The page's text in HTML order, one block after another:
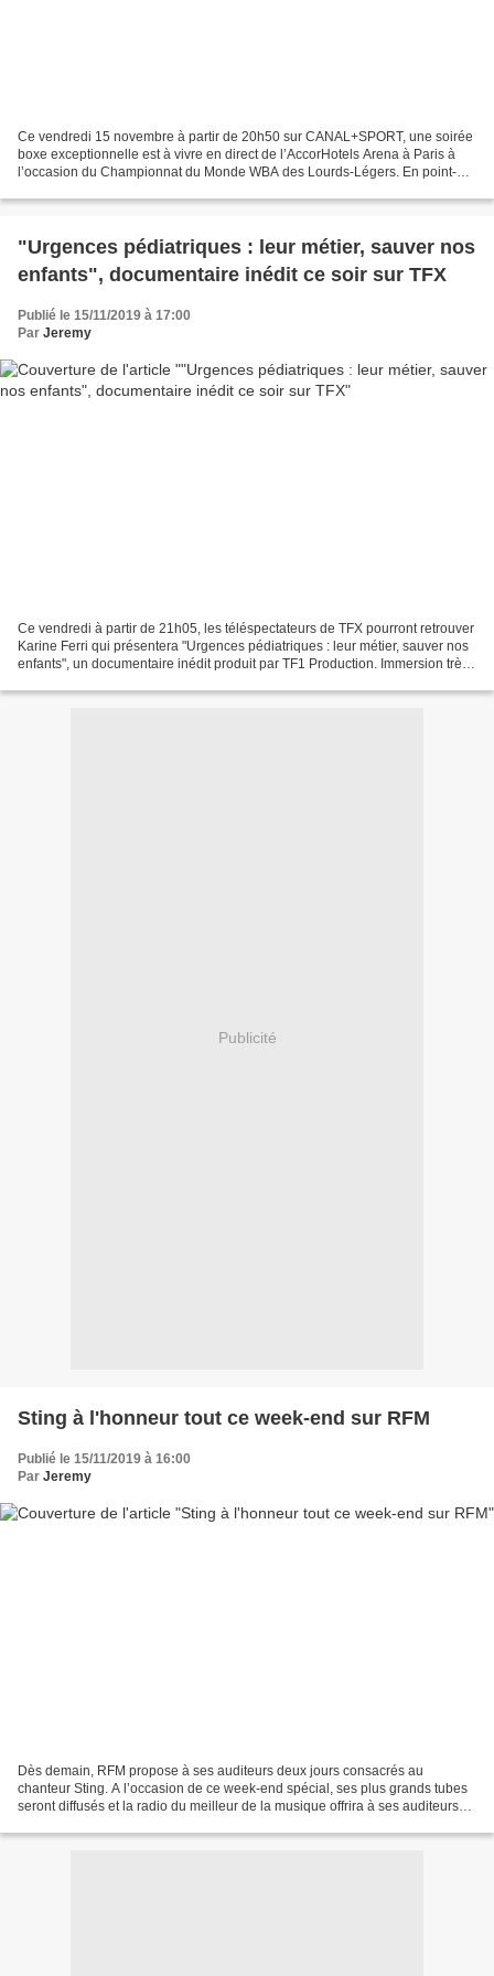
Ce vendredi 15 novembre à partir de 20h50 sur CANAL+SPORT, une soirée
boxe exceptionnelle est à vivre en direct de l’AccorHotels Arena à Paris à
l’occasion du Championnat du Monde WBA des Lourds-Légers. En point-
"Urgences pédiatriques : leur métier, sauver nos
enfants", documentaire inédit ce soir sur TFX
Publié le 15/11/2019 à 17:00
Par Jeremy
Ce vendredi à partir de 21h05, les téléspectateurs de TFX pourront retrouver
Karine Ferri qui présentera "Urgences pédiatriques : leur métier, sauver nos
enfants", un documentaire inédit produit par TF1 Production. Immersion très
Publicité
Sting à l'honneur tout ce week-end sur RFM
Publié le 15/11/2019 à 16:00
Par Jeremy
Dès demain, RFM propose à ses auditeurs deux jours consacrés au
chanteur Sting. A l’occasion de ce week-end spécial, ses plus grands tubes
seront diffusés et la radio du meilleur de la musique offrira à ses auditeurs